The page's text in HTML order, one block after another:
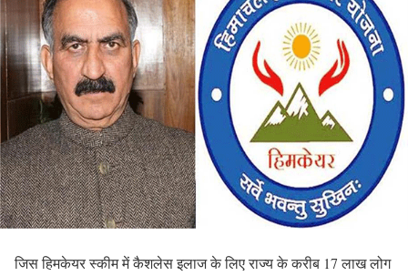
जिस हिमकेयर स्कीम में कैशलेस इलाज के लिए राज्य के करीब 17 लाख लोग